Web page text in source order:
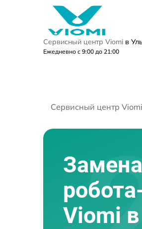
Сервисный центр Viomi в
Ежедневно с 9:00 до 21:00
Сервисный центр Viomi
Viomi